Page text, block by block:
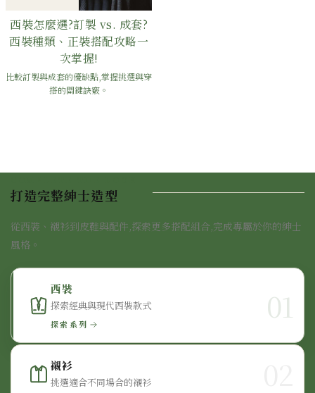
西裝怎麼選?訂製 vs. 成套?
西裝種類、正裝搭配攻略一
次掌握!
比較訂製與成套的優缺點,掌握挑選與穿
搭的關鍵訣竅。
打造完整紳士造型
從西裝、襯衫到皮鞋與配件,探索更多搭配組合,完成專屬於你的紳士
風格。
01
西裝
探索經典與現代西裝款式
探索系列
襯衫
挑選適合不同場合的襯衫